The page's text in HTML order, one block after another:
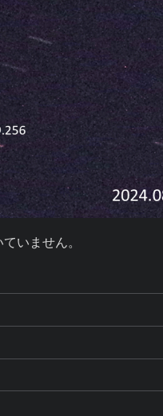
いません。